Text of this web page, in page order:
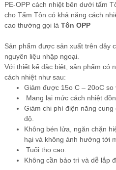
PE-OPP cách nhiệt bên dưới tấm
cho Tấm Tôn có khả năng cách
cao thường gọi là Tôn OPP
Sản phẩm được sản xuất trên dây
nguyên liệu nhập ngoại.
Với thiết kế đặc biệt, sản phẩm có
cách nhiệt như sau:
Giảm được 15o C – 20oC
Mang lại mức cách nhiệt
Giảm chi phí điện năng
độ.
Không bén lửa, ngăn chặn
hại và không ảnh hưởng tới
Tuổi thọ cao.
Không cần bảo trì và dễ lắp